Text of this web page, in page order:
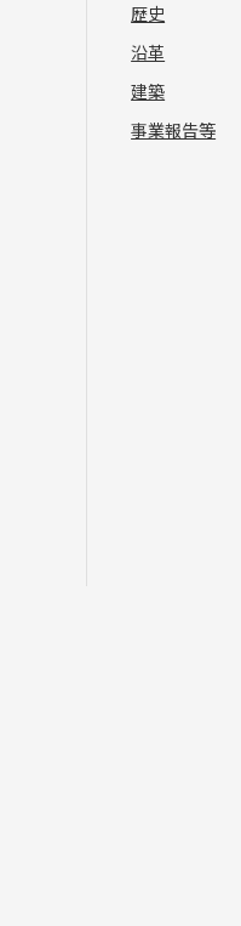
歴史
沿革
建築
事業報告等